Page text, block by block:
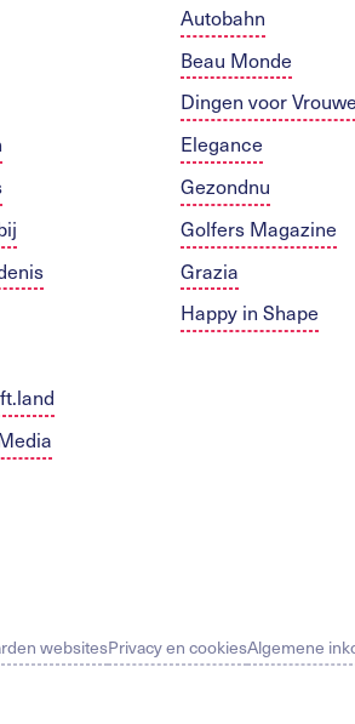
Autobahn
Beau Monde
Dingen voor
Elegance
Gezondnu
Golfers Magazine
Grazia
Happy in Shape
websitesPrivacy en cookiesAlgemene